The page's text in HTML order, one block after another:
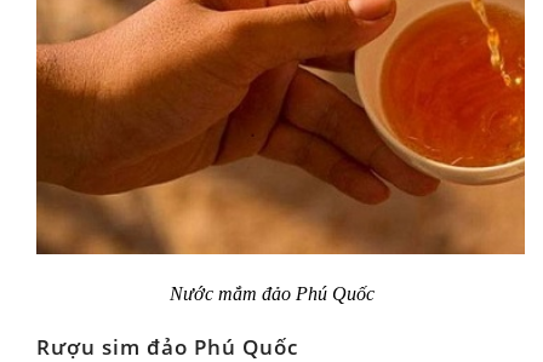
Nước mắm đảo Phú Quốc
Rượu sim đảo Phú Quốc